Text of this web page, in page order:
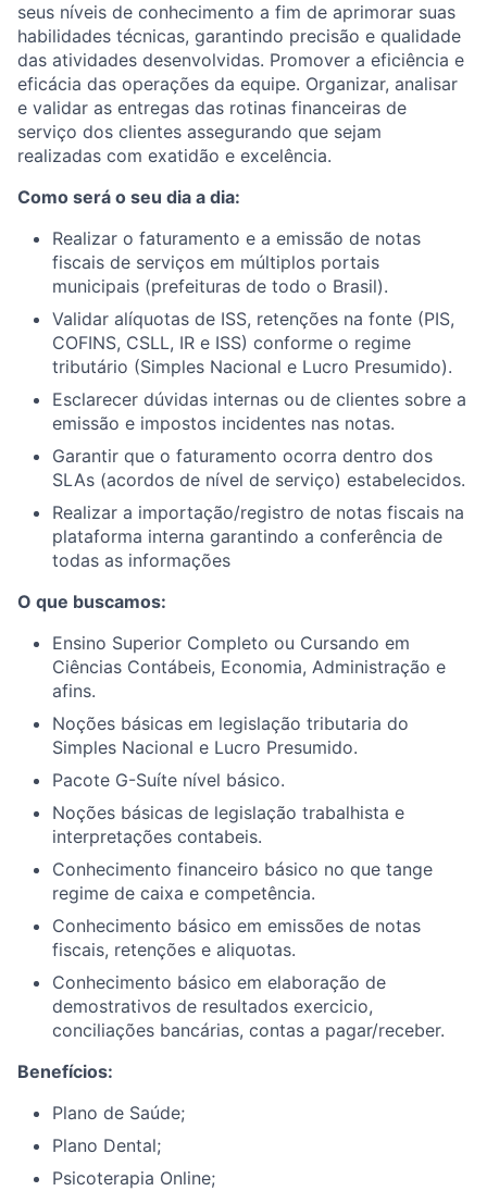
seus níveis de conhecimento a fim de aprimorar suas
habilidades técnicas, garantindo precisão e qualidade
das atividades desenvolvidas. Promover a eficiência e
eficácia das operações da equipe. Organizar, analisar
e validar as entregas das rotinas financeiras de
serviço dos clientes assegurando que sejam
realizadas com exatidão e excelência.
Como será o seu dia a dia:
Realizar o faturamento e a emissão de notas
fiscais de serviços em múltiplos portais
municipais (prefeituras de todo o Brasil).
Validar alíquotas de ISS, retenções na fonte (PIS,
COFINS, CSLL, IR e ISS) conforme o regime
tributário (Simples Nacional e Lucro Presumido).
Esclarecer dúvidas internas ou de clientes sobre a
emissão e impostos incidentes nas notas.
Garantir que o faturamento ocorra dentro dos
SLAs (acordos de nível de serviço) estabelecidos.
Realizar a importação/registro de notas fiscais na
plataforma interna garantindo a conferência de
todas as informações
O que buscamos:
Ensino Superior Completo ou Cursando em
Ciências Contábeis, Economia, Administração e
afins.
Noções básicas em legislação tributaria do
Simples Nacional e Lucro Presumido.
Pacote G-Suíte nível básico.
Noções básicas de legislação trabalhista e
interpretações contabeis.
Conhecimento financeiro básico no que tange
regime de caixa e competência.
Conhecimento básico em emissões de notas
fiscais, retenções e aliquotas.
Conhecimento básico em elaboração de
demostrativos de resultados exercicio,
conciliações bancárias, contas a pagar/receber.
Benefícios:
Plano de Saúde;
Plano Dental;
Psicoterapia Online;